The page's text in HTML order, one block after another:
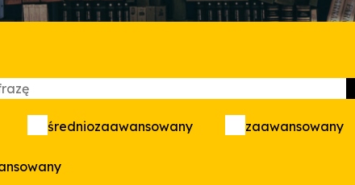
średniozaawansowany zaawansowany